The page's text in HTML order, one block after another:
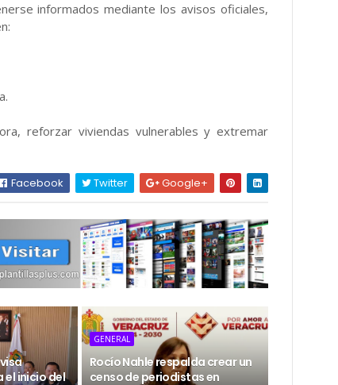
informados mediante los avisos oficiales,
reforzar viviendas vulnerables y extremar
Facebook Twitter Google+
inicio del
GENERAL
Rocío Nahle respalda crear un
censo de periodistas en